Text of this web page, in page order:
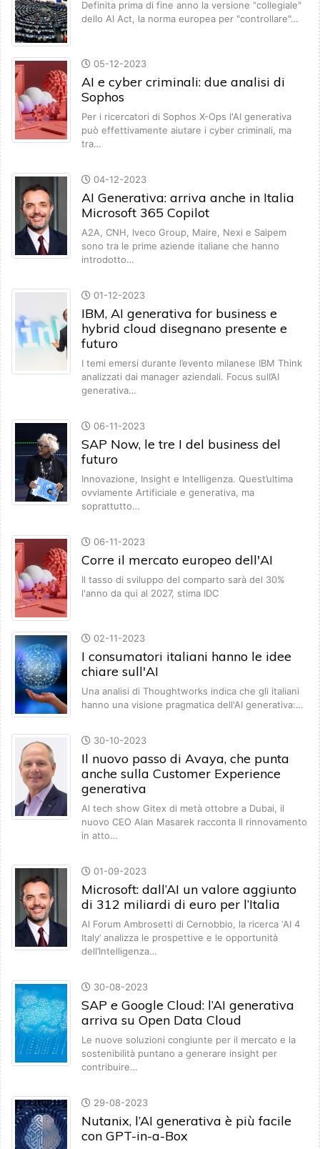
Definita prima di fine anno la versione "collegiale"
dello AI Act, la norma europea per "controllare"…
05-12-2023
AI e cyber criminali: due analisi di
Sophos
Per i ricercatori di Sophos X-Ops l'AI generativa
può effettivamente aiutare i cyber criminali, ma
tra…
04-12-2023
AI Generativa: arriva anche in Italia
Microsoft 365 Copilot
A2A, CNH, Iveco Group, Maire, Nexi e Saipem
sono tra le prime aziende italiane che hanno
introdotto…
01-12-2023
IBM, AI generativa for business e
hybrid cloud disegnano presente e
futuro
I temi emersi durante l’evento milanese IBM Think
analizzati dai manager aziendali. Focus sull’AI
generativa…
06-11-2023
SAP Now, le tre I del business del
futuro
Innovazione, Insight e Intelligenza. Quest’ultima
ovviamente Artificiale e generativa, ma
soprattutto…
06-11-2023
Corre il mercato europeo dell'AI
Il tasso di sviluppo del comparto sarà del 30%
l'anno da qui al 2027, stima IDC
02-11-2023
I consumatori italiani hanno le idee
chiare sull'AI
Una analisi di Thoughtworks indica che gli italiani
hanno una visione pragmatica dell'AI generativa:…
30-10-2023
Il nuovo passo di Avaya, che punta
anche sulla Customer Experience
generativa
Al tech show Gitex di metà ottobre a Dubai, il
nuovo CEO Alan Masarek racconta Il rinnovamento
in atto…
01-09-2023
Microsoft: dall’AI un valore aggiunto
di 312 miliardi di euro per l’Italia
Al Forum Ambrosetti di Cernobbio, la ricerca ‘AI 4
Italy’ analizza le prospettive e le opportunità
dell’Intelligenza…
30-08-2023
SAP e Google Cloud: l’AI generativa
arriva su Open Data Cloud
Le nuove soluzioni congiunte per il mercato e la
sostenibilità puntano a generare insight per
contribuire…
29-08-2023
Nutanix, l’AI generativa è più facile
con GPT-in-a-Box